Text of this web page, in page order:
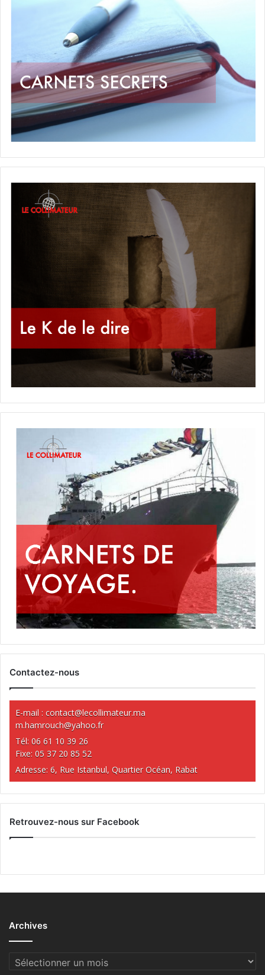
Contactez-nous
E-mail : contact@lecollimateur.ma
m.hamrouch@yahoo.fr
Tél: 06 61 10 39 26
Fixe: 05 37 20 85 52
Adresse: 6, Rue Istanbul, Quartier Océan, Rabat
Retrouvez-nous sur Facebook
Archives
Archives